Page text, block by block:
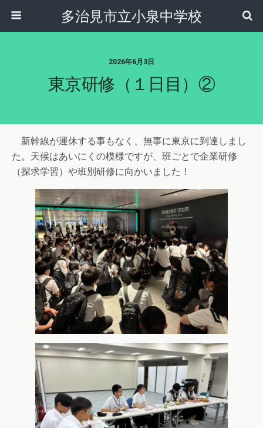
多治見市立小泉中学校
2026年6月3日
東京研修（１日目）②
新幹線が運休する事もなく、無事に東京に到達しまし
た。天候はあいにくの模様ですが、班ごとで企業研修
（探求学習）や班別研修に向かいました！